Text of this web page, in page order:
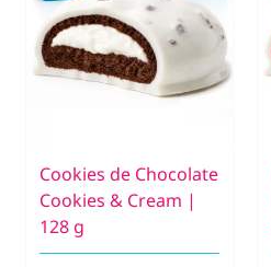
Cookies de Chocolate
Cookies & Cream |
128 g